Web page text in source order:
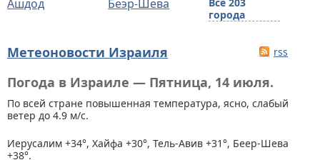
Ашдод
Беэр-Шева
города
Метеоновости Израиля rss
Погода в Израиле — Пятница, 14 июля.
По всей стране повышенная температура, ясно, слабый
ветер до 4.9 м/с.
Иерусалим +34°, Хайфа +30°, Тель-Авив +31°, Беер-Шева
+38°.